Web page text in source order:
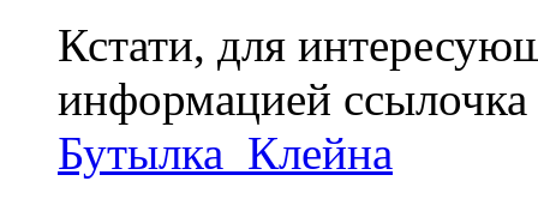
Кстати, для
информацией
Бутылка_Клейна